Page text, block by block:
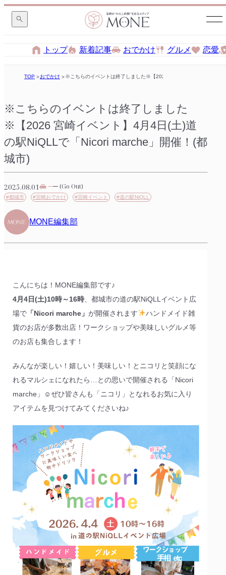
トップ 新着記事 おでかけ グルメ 恋愛
TOP おでかけ ※こちらのイベントは終了しました※【2026 宮崎イベント】4月4日(
※こちらのイベントは終了しました
※【2026 宮崎イベント】4月4日(土)道
の駅NiQLLで「Nicori marche」開催！(都
城市)
2025.08.01 (Go Out)
#都城市 #宮崎おでかけ #宮崎イベント #道の駅NiQLL
MONE編集部
こんにちは！MONE編集部です♪
4月4日(土)10時～16時、都城市の道の駅NiQLLイベント広
場で「Nicori marche」 が開催されます
ハンドメイド雑
貨のお店が多数出店！ワークショップや美味しいグルメ等
のお店も集合します！
みんなが楽しい！嬉しい！美味しい！とニコリと笑顔にな
れるマルシェになれたら…との思いで開催される「Nicori
marche」☺ぜひ皆さんも「ニコリ」となれるお気に入り
アイテムを見つけてみてくださいね♪